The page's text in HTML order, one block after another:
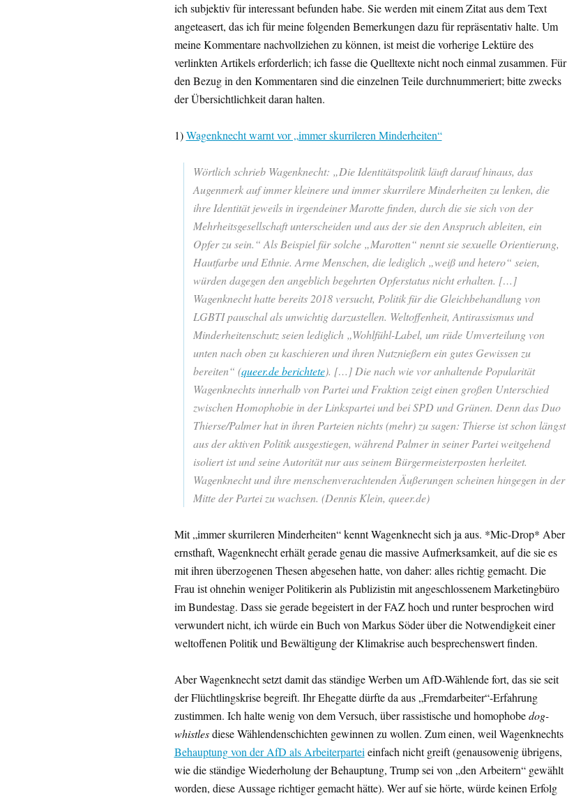
ich subjektiv für interessant befunden habe. Sie werden mit einem Zitat aus dem Text
angeteasert, das ich für meine folgenden Bemerkungen dazu für repräsentativ halte. Um
meine Kommentare nachvollziehen zu können, ist meist die vorherige Lektüre des
verlinkten Artikels erforderlich; ich fasse die Quelltexte nicht noch einmal zusammen. Für
den Bezug in den Kommentaren sind die einzelnen Teile durchnummeriert; bitte zwecks
der Übersichtlichkeit daran halten.
1)Wagenknecht warnt vor „immer skurrileren Minderheiten“
Wörtlich schrieb Wagenknecht: „Die Identitätspolitik läuft darauf hinaus, das
Augenmerk auf immer kleinere und immer skurrilere Minderheiten zu lenken, die
ihre Identität jeweils in irgendeiner Marotte finden, durch die sie sich von der
Mehrheitsgesellschaft unterscheiden und aus der sie den Anspruch ableiten, ein
Opfer zu sein.“ Als Beispiel für solche „Marotten“ nennt sie sexuelle Orientierung,
Hautfarbe und Ethnie. Arme Menschen, die lediglich „weiß und hetero“ seien,
würden dagegen den angeblich begehrten Opferstatus nicht erhalten. […]
Wagenknecht hatte bereits 2018 versucht, Politik für die Gleichbehandlung von
LGBTI pauschal als unwichtig darzustellen. Weltoffenheit, Antirassismus und
Minderheitenschutz seien lediglich „Wohlfühl-Label, um rüde Umverteilung von
unten nach oben zu kaschieren und ihren Nutznießern ein gutes Gewissen zu
bereiten“ (queer.de berichtete). […] Die nach wie vor anhaltende Popularität
Wagenknechts innerhalb von Partei und Fraktion zeigt einen großen Unterschied
zwischen Homophobie in der Linkspartei und bei SPD und Grünen. Denn das Duo
Thierse/Palmer hat in ihren Parteien nichts (mehr) zu sagen: Thierse ist schon längst
aus der aktiven Politik ausgestiegen, während Palmer in seiner Partei weitgehend
isoliert ist und seine Autorität nur aus seinem Bürgermeisterposten herleitet.
Wagenknecht und ihre menschenverachtenden Äußerungen scheinen hingegen in der
Mitte der Partei zu wachsen. (Dennis Klein, queer.de)
Mit „immer skurrileren Minderheiten“ kennt Wagenknecht sich ja aus. *Mic-Drop* Aber
ernsthaft, Wagenknecht erhält gerade genau die massive Aufmerksamkeit, auf die sie es
mit ihren überzogenen Thesen abgesehen hatte, von daher: alles richtig gemacht. Die
Frau ist ohnehin weniger Politikerin als Publizistin mit angeschlossenem Marketingbüro
im Bundestag. Dass sie gerade begeistert in der FAZ hoch und runter besprochen wird
verwundert nicht, ich würde ein Buch von Markus Söder über die Notwendigkeit einer
weltoffenen Politik und Bewältigung der Klimakrise auch besprechenswert finden.
Aber Wagenknecht setzt damit das ständige Werben um AfD-Wählende fort, das sie seit
der Flüchtlingskrise begreift. Ihr Ehegatte dürfte da aus „Fremdarbeiter“-Erfahrung
zustimmen. Ich halte wenig von dem Versuch, über rassistische und homophobedog-
whistlesdiese Wählendenschichten gewinnen zu wollen. Zum einen, weil Wagenknechts
Behauptung von der AfD als Arbeiterparteieinfach nicht greift (genausowenig übrigens,
wie die ständige Wiederholung der Behauptung, Trump sei von „den Arbeitern“ gewählt
worden, diese Aussage richtiger gemacht hätte). Wer auf sie hörte, würde keinen Erfolg